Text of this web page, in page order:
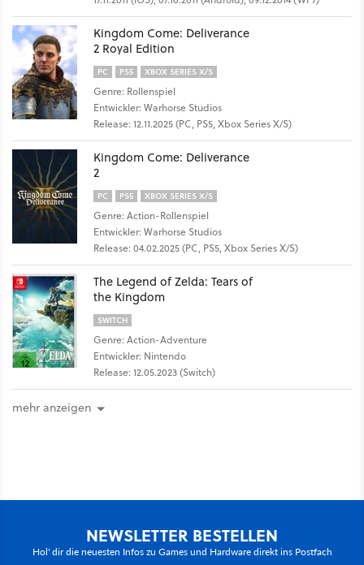
Kingdom Come: Deliverance
2 Royal Edition
PC PS5 XBOX SERIES X/S
Genre: Rollenspiel
Entwickler: Warhorse Studios
Release: 12.11.2025 (PC, PS5, Xbox Series X/S)
Kingdom Come: Deliverance
2
PC PS5 XBOX SERIES X/S
Genre: Action-Rollenspiel
Entwickler: Warhorse Studios
Release: 04.02.2025 (PC, PS5, Xbox Series X/S)
The Legend of Zelda: Tears of
the Kingdom
SWITCH
Genre: Action-Adventure
Entwickler: Nintendo
Release: 12.05.2023 (Switch)
mehr anzeigen
NEWSLETTER BESTELLEN
Hol' dir die neuesten Infos zu Games und Hardware direkt ins Postfach